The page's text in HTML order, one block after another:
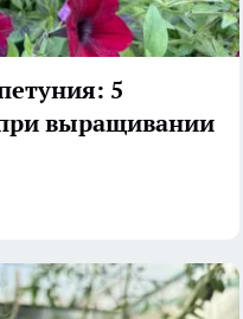
5
выращивании